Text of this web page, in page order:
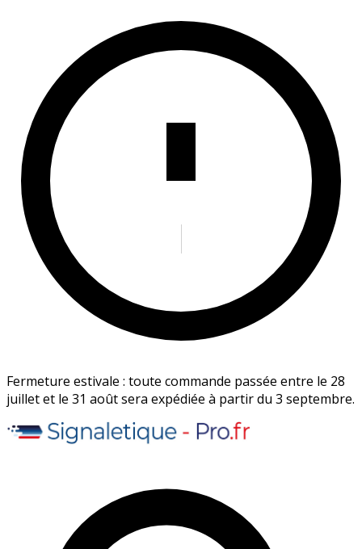
Fermeture estivale : toute commande passée entre le 28
juillet et le 31 août sera expédiée à partir du 3 septembre.